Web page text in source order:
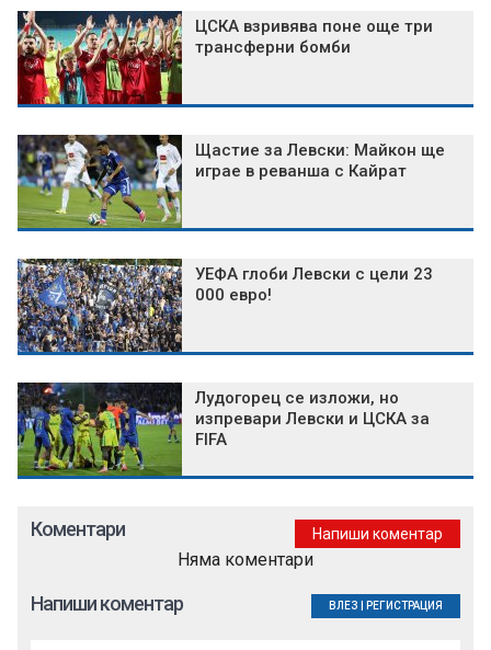
ЦСКА взривява поне още три
трансферни бомби
Щастие за Левски: Майкон ще
играе в реванша с Кайрат
УЕФА глоби Левски с цели 23
000 евро!
Лудогорец се изложи, но
изпревари Левски и ЦСКА за
FIFA
Коментари Напиши коментар
Няма коментари
Напиши коментар ВЛЕЗ РЕГИСТРАЦИЯ